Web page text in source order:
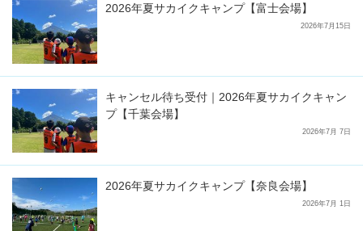
2026年夏サカイクキャンプ【富士会場】
2026年7月15日
キャンセル待ち受付｜2026年夏サカイクキャン
プ【千葉会場】
2026年7月 7日
2026年夏サカイクキャンプ【奈良会場】
2026年7月 1日